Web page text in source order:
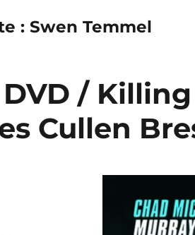
:Swen Temmel
/
Cullen